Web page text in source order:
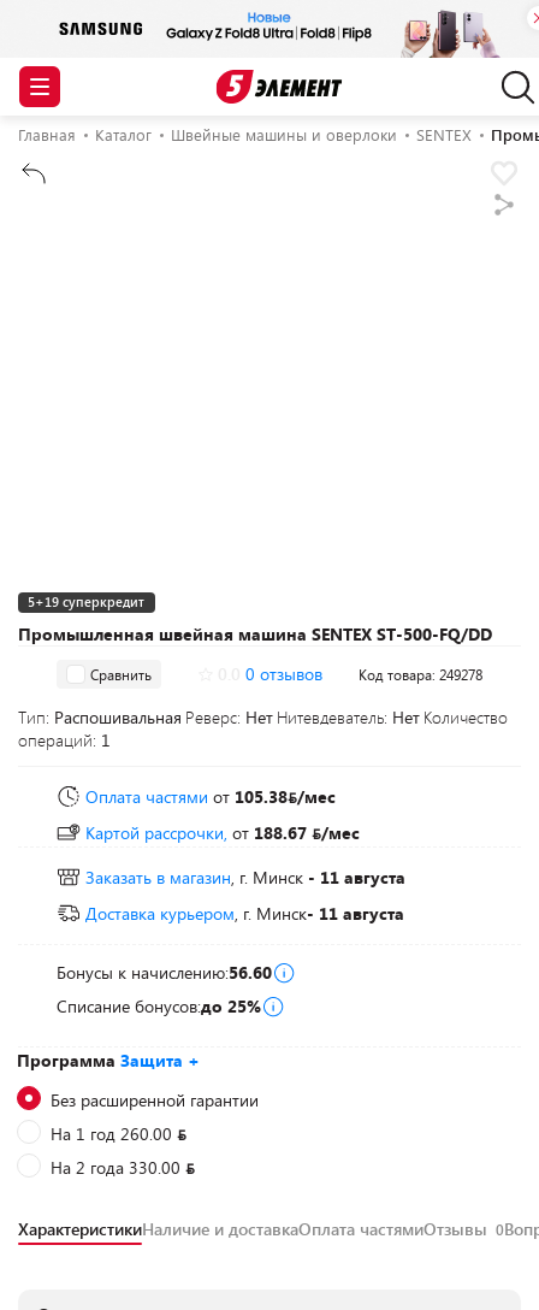
Главная Каталог Швейные машины и оверлоки SENTEX
Промышленная швейная машина SENTEX ST-500-FQ/DD
5+19 суперкредит
Программа Защита +
Без расширенной гарантии
На 1 год 260.00
На 2 года 330.00
Сравнить 0 отзывов Код товара: 249278
Тип: Распошивальная Реверс: Нет Нитевдеватель: Нет Количество
операций: 1
Оплата частями от 105.38 /мес
Картой рассрочки, от 188.67
/мес
Заказать в магазин, г. Минск - 11 августа
Доставка курьером, г. Минск- 11 августа
Бонусы к начислению:56.60
Списание бонусов:до 25%
ХарактеристикиНаличие и доставкаОплата частямиОтзывы 0